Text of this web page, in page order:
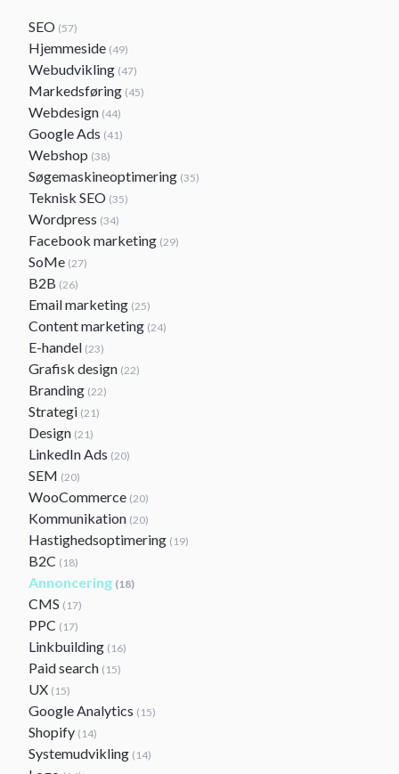
SEO (57)
Hjemmeside (49)
Webudvikling (47)
Markedsføring (45)
Webdesign (44)
Google Ads (41)
Webshop (38)
Søgemaskineoptimering (35)
Teknisk SEO (35)
Wordpress (34)
Facebook marketing (29)
SoMe (27)
B2B (26)
Email marketing (25)
Content marketing (24)
E-handel (23)
Grafisk design (22)
Branding (22)
Strategi (21)
Design (21)
LinkedIn Ads (20)
SEM (20)
WooCommerce (20)
Kommunikation (20)
Hastighedsoptimering (19)
B2C (18)
Annoncering (18)
CMS (17)
PPC (17)
Linkbuilding (16)
Paid search (15)
UX (15)
Google Analytics (15)
Shopify (14)
Systemudvikling (14)